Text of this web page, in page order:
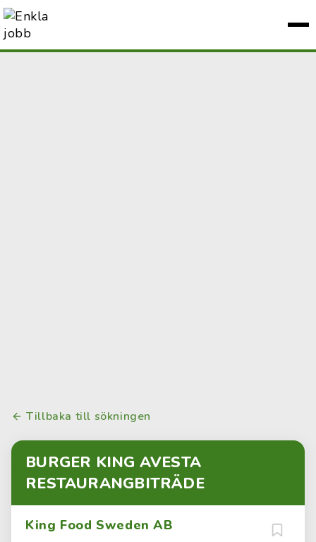
Tillbaka till sökningen
BURGER KING AVESTA
RESTAURANGBITRÄDE
King Food Sweden AB